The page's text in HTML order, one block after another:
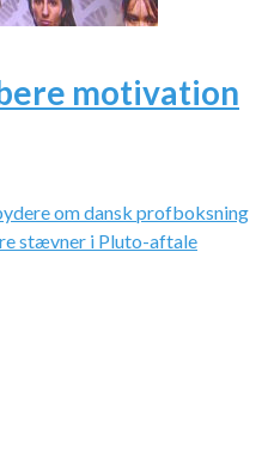
motivation
om dansk profboksning
stævner i Pluto-aftale